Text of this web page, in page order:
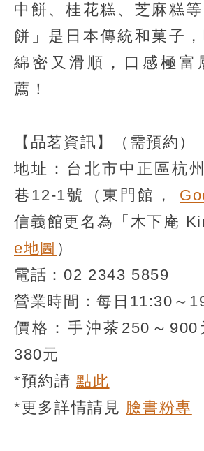
中餅、桂花糕、芝麻糕
餅」是日本傳統和菓子，
綿密又滑順，口感極富
薦！
【品茗資訊】（需預約）
地址：台北市中正區杭
巷12-1號（東門館，
信義館更名為「木下庵
e地圖 ）
電話：02 2343 5859
營業時間：每日11:30～
價格：手沖茶250～900
380元
*預約請點此
*更多詳情請見 臉書粉專